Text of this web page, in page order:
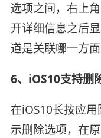
选项之间，右上
开详细信息之后
道是关联哪一方面
6、iOS10支持删
在iOS10长按应
示删除选项，在